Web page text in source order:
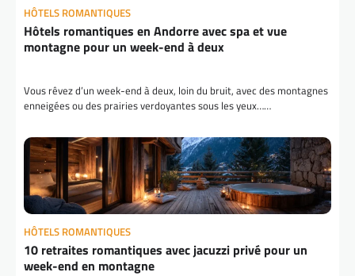
HÔTELS ROMANTIQUES
Hôtels romantiques en Andorre avec spa et vue
montagne pour un week-end à deux
Vous rêvez d’un week-end à deux, loin du bruit, avec des montagnes
enneigées ou des prairies verdoyantes sous les yeux……
HÔTELS ROMANTIQUES
10 retraites romantiques avec jacuzzi privé pour un
week-end en montagne